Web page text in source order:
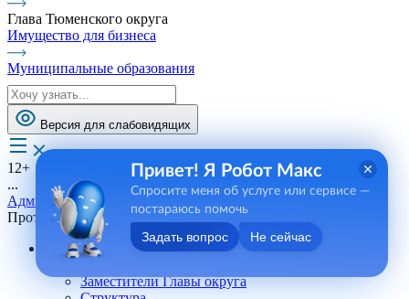
Глава Тюменского округа
Имущество для бизнеса
Муниципальные образования
Версия для слабовидящих
12+
...
Администрация
Противодействие коррупции
Администрация
Заместители Главы округа
Привет! Я Робот Макс
Спросите меня об услуге или сервисе —
постараюсь помочь
Задать вопрос Не сейчас